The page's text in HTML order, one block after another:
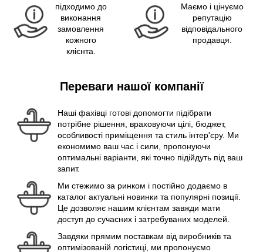
підходимо до
виконання
замовлення
кожного
клієнта.
Маємо і цінуємо
репутацію
відповідального
продавця.
Переваги нашої компанії
Наші фахівці готові допомогти підібрати
потрібне рішення, враховуючи цілі, бюджет,
особливості приміщення та стиль інтер'єру. Ми
економимо ваш час і сили, пропонуючи
оптимальні варіанти, які точно підійдуть під ваш
запит.
Ми стежимо за ринком і постійно додаємо в
каталог актуальні новинки та популярні позиції.
Це дозволяє нашим клієнтам завжди мати
доступ до сучасних і затребуваних моделей.
Завдяки прямим поставкам від виробників та
оптимізованій логістиці, ми пропонуємо